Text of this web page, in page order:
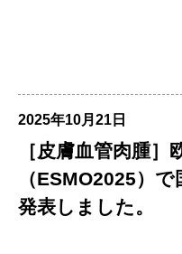
2025年10月21日
［皮膚血管肉腫］
（ESMO2025）
発表しました。